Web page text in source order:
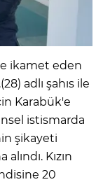
ikamet eden
adlı şahıs ile
Karabük'e
istismarda
şikayeti
Kızın
20